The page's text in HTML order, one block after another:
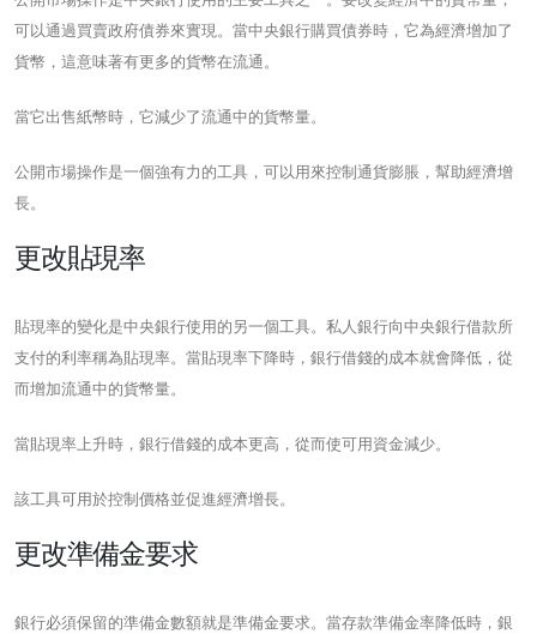
可以通過買賣政府債券來實現。當中央銀行購買債券時，它為經濟增加了
貨幣，這意味著有更多的貨幣在流通。
當它出售紙幣時，它減少了流通中的貨幣量。
公開市場操作是一個強有力的工具，可以用來控制通貨膨脹，幫助經濟增
長。
更改貼現率
貼現率的變化是中央銀行使用的另一個工具。私人銀行向中央銀行借款所
支付的利率稱為貼現率。當貼現率下降時，銀行借錢的成本就會降低，從
而增加流通中的貨幣量。
當貼現率上升時，銀行借錢的成本更高，從而使可用資金減少。
該工具可用於控制價格並促進經濟增長。
更改準備金要求
銀行必須保留的準備金數額就是準備金要求。當存款準備金率降低時，銀